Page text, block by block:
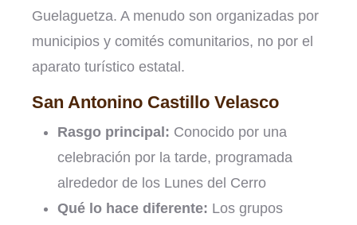
Guelaguetza. A menudo son organizadas por
municipios y comités comunitarios, no por el
aparato turístico estatal.
San Antonino Castillo Velasco
Rasgo principal: Conocido por una
celebración por la tarde, programada
alrededor de los Lunes del Cerro
Qué lo hace diferente: Los grupos